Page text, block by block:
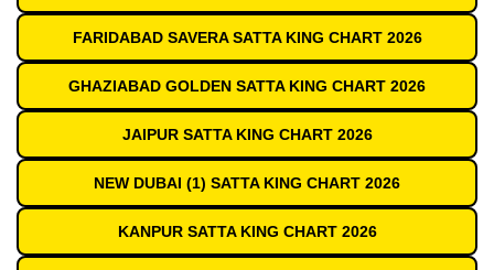
FARIDABAD SAVERA SATTA KING CHART 2026
GHAZIABAD GOLDEN SATTA KING CHART 2026
JAIPUR SATTA KING CHART 2026
NEW DUBAI (1) SATTA KING CHART 2026
KANPUR SATTA KING CHART 2026